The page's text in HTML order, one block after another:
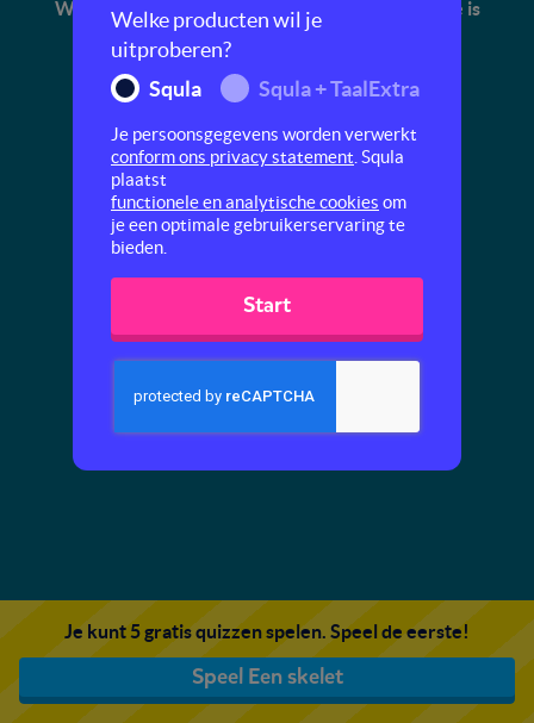
Wist jij dat het skelet van een kat bijna hetzelfde is
als dat van een muis? En hoe zit het met de
skeletten andere dieren en van mensen?
Je kunt 5 gratis quizzen spelen. Speel de eerste!
Speel Een skelet
Welke producten wil je
uitproberen?
Squla
Squla + TaalExtra
Je persoonsgegevens worden verwerkt
conform ons privacy statement . Squla
plaatst
functionele en analytische cookies om
je een optimale gebruikerservaring te
bieden.
Start